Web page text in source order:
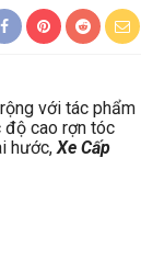
với tác phẩm
độ cao rợn tóc
hước,Xe Cấp